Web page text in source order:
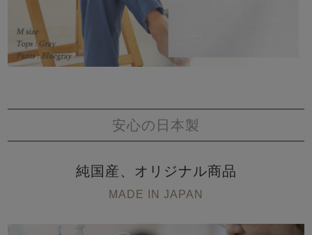
安心の日本製
純国産、オリジナル商品
MADE IN JAPAN